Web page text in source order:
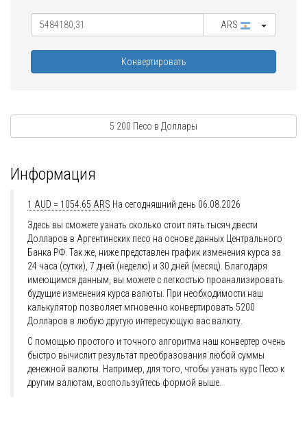
ARS
Конвертировать
5 200 Песо в Доллары
Информация
1 AUD = 1054.65 ARS На сегодняшний день 06.08.2026
Здесь вы сможете узнать сколько стоит пять тысяч двести
Долларов в Аргентинских песо на основе данных Центрального
Банка РФ. Так же, ниже представлен график изменения курса за
24 часа (сутки), 7 дней (неделю) и 30 дней (месяц). Благодаря
имеющимся данным, вы можете с легкостью проанализировать
будущие изменения курса валюты. При необходимости наш
калькулятор позволяет мгновенно конвертировать 5200
Долларов в любую другую интересующую вас валюту.
С помощью простого и точного алгоритма наш конвертер очень
быстро вычислит результат преобразования любой суммы
денежной валюты. Например, для того, чтобы узнать курс Песо к
другим валютам, воспользуйтесь формой выше.